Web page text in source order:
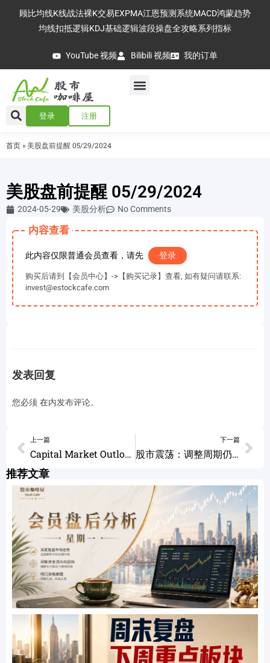
顾比均线K线战法裸K交易EXPMA江恩预测系统MACD鸿蒙趋势
均线扣抵逻辑KDJ基础逻辑波段操盘全攻略系列指标
YouTube 视频 Bilibili 视频 我的订单
登录 注册
首页 » 美股盘前提醒 05/29/2024
美股盘前提醒 05/29/2024
2024-05-29 美股分析 No Comments
内容查看
此内容仅限普通会员查看，请先 登录
购买后请到【会员中心】->【购买记录】查看, 如有疑问请联系:
invest@estockcafe.com
发表回复
您必须 在内发布评论。
上一篇
Capital Market Outlook 05/28/2024
下一篇
股市震荡：调整周期仍在继续，投资者应如何应对？ 个股分析 SOXX CHWY AMD NFLX DIS SCHW MCD LULU 05/29/2024
推荐文章